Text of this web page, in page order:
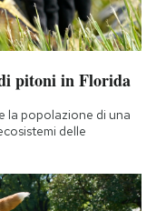
pitoni in Florida
la popolazione di una
delle